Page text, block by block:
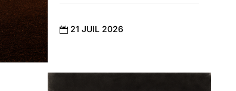
 21 JUIL 2026